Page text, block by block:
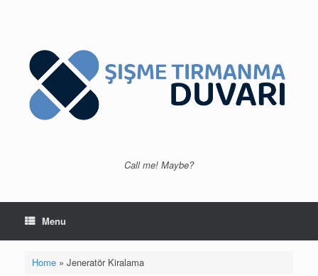
Call me! Maybe?
Menu
Home» Jeneratör Kiralama